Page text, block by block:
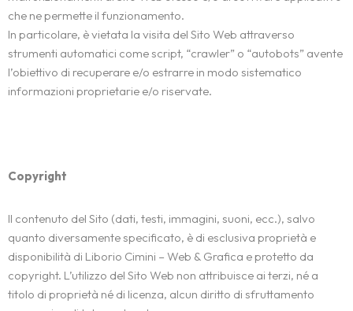
Chi Sono
PERCHÉ SCEGLIERMI
Soluzioni
che ne permette il funzionamento.
In particolare, è vietata la visita del Sito Web attraverso
strumenti automatici come script, “crawler” o “autobots” avente
l’obiettivo di recuperare e/o estrarre in modo sistematico
informazioni proprietarie e/o riservate.
Copyright
Il contenuto del Sito (dati, testi, immagini, suoni, ecc.), salvo
quanto diversamente specificato, è di esclusiva proprietà e
disponibilità di Liborio Cimini – Web & Grafica e protetto da
copyright. L’utilizzo del Sito Web non attribuisce ai terzi, né a
titolo di proprietà né di licenza, alcun diritto di sfruttamento